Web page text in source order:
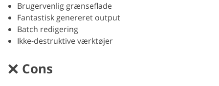
Brugervenlig grænseflade
Fantastisk genereret output
Batch redigering
Ikke-destruktive værktøjer
Cons